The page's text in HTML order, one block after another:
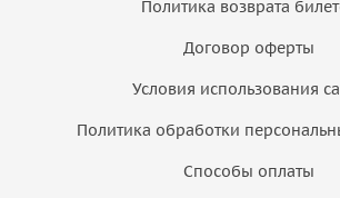
Политика возврата
Договор оферты
Условия использования
Политика обработки
Способы оплаты